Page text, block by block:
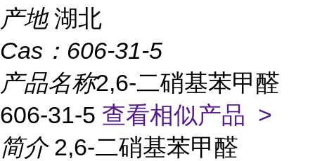
产地 湖北
Cas： 606-31-5
产品名称2,6-二硝基苯甲醛
606-31-5 查看相似产品 >
简介 2,6-二硝基苯甲醛